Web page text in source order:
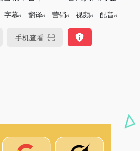
字幕 翻译 营销 视频 配音
手机查看